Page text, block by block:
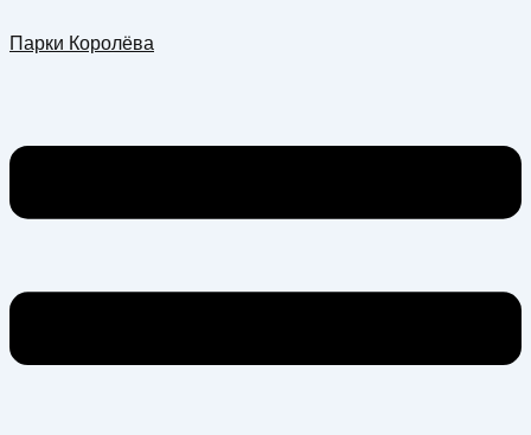
к
Парки Королёва